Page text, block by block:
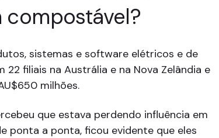
compostável?
sistemas e software elétricos e de
22 filiais na Austrália e na Nova Zelândia e
milhões.
que estava perdendo influência em
ponta a ponta, ficou evidente que eles